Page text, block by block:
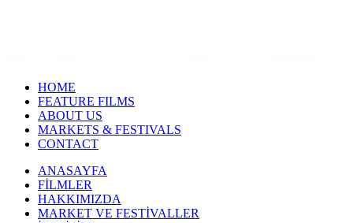
HOME
FEATURE FILMS
ABOUT US
MARKETS & FESTIVALS
CONTACT
ANASAYFA
FİLMLER
HAKKIMIZDA
MARKET VE FESTİVALLER